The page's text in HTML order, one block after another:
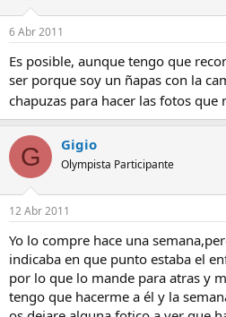
6 Abr 2011
Es posible, aunque tengo que
ser porque soy un ñapas con la
chapuzas para hacer las fotos que
G Gigio
Olympista Participante
12 Abr 2011
Yo lo compre hace una
indicaba en que punto estaba el
por lo que lo mande para atras y
tengo que hacerme a él y la